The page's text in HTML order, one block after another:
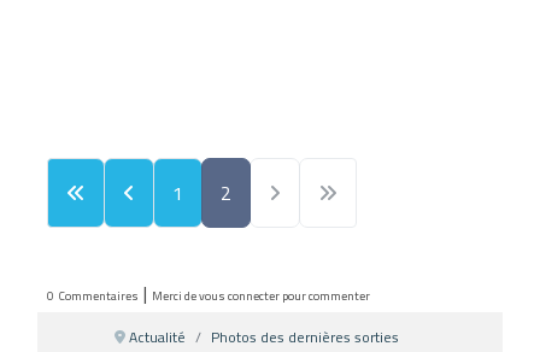
1 2
0 Commentaires | Merci de vous connecter pour commenter
Actualité
Photos des dernières sorties